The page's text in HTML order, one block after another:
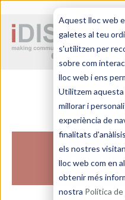
Aquest lloc web
galetes al teu
s'utilitzen per
sobre com
lloc web i ens
Utilitzem
millorar i
experiència de
finalitats
els nostres
lloc web com en
obtenir més
nostra Política